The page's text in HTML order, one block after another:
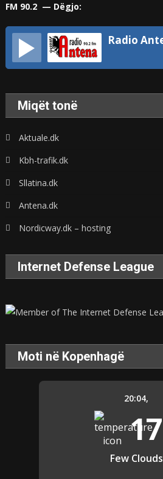
FM 90.2 — Dëgjo:
Miqët tonë
Aktuale.dk
Kbh-trafik.dk
Sllatina.dk
Antena.dk
Nordicway.dk – hosting
Internet Defense League
Moti në Kopenhagë
20:04,
17
Few Clouds